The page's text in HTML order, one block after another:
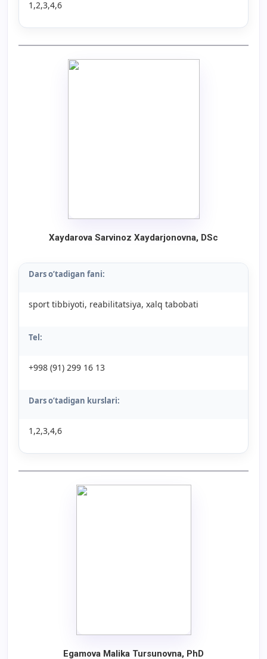
1,2,3,4,6
Xaydarova Sarvinoz Xaydarjonovna, DSc
Dars o’tadigan fani:
sport tibbiyoti, reabilitatsiya, xalq tabobati
Tel:
+998 (91) 299 16 13
Dars o’tadigan kurslari:
1,2,3,4,6
Egamova Malika Tursunovna, PhD